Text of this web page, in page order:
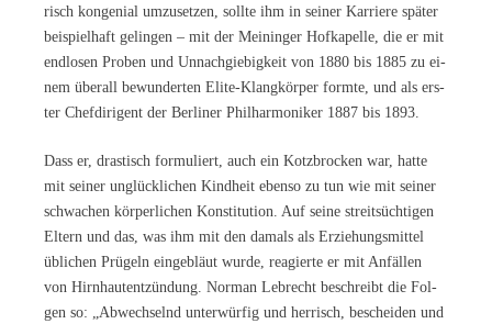
risch kon­ge­ni­al um­zu­set­zen, soll­te ihm in sei­ner Kar­rie­re spä­ter
bei­spiel­haft ge­lin­gen – mit der Mei­nin­ger Hof­ka­pel­le, die er mit
end­lo­sen Pro­ben und Un­nach­gie­big­keit von 1880 bis 1885 zu ei­
nem über­all be­wun­der­ten Eli­te-Klang­kör­per form­te, und als ers­
ter Chef­di­ri­gent der Ber­li­ner Phil­har­mo­ni­ker 1887 bis 1893.
Dass er, dras­tisch for­mu­liert, auch ein Kotz­bro­cken war, hat­te
mit sei­ner un­glück­li­chen Kind­heit eben­so zu tun wie mit sei­ner
schwa­chen kör­per­li­chen Kon­sti­tu­ti­on. Auf sei­ne streit­süch­ti­gen
El­tern und das, was ihm mit den da­mals als Er­zie­hungs­mit­tel
üb­li­chen Prü­geln ein­ge­bläut wur­de, re­agier­te er mit An­fäl­len
von Hirn­haut­ent­zün­dung. Nor­man Le­brecht be­schreibt die Fol­
gen so: „Ab­wech­selnd un­ter­wür­fig und her­risch, be­schei­den und